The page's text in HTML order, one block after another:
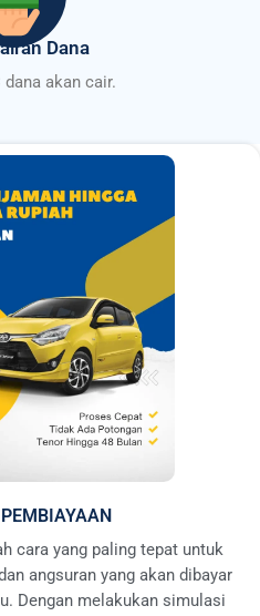
Dana
dana akan cair.
cara yang paling tepat untuk
angsuran yang akan dibayar
Dengan melakukan simulasi